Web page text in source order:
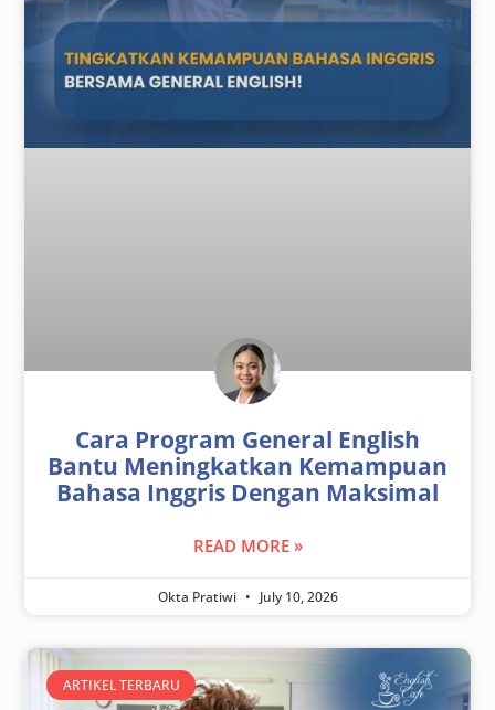
Cara Program General English
Bantu Meningkatkan Kemampuan
Bahasa Inggris Dengan Maksimal
READ MORE »
Okta Pratiwi July 10, 2026
ARTIKEL TERBARU